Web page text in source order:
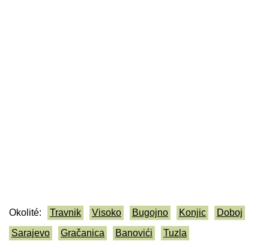
Okolité: Travnik Visoko Bugojno Konjic
Doboj
Sarajevo
Gračanica Banovići Tuzla